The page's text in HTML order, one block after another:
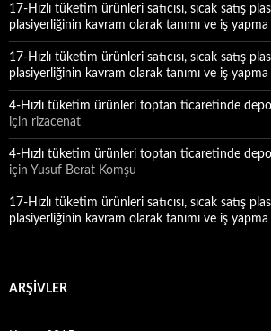
17-Hızlı tüketim ürünleri satıcısı, sıcak satış
plasiyerliğinin kavram olarak tanımı ve iş yapma
17-Hızlı tüketim ürünleri satıcısı, sıcak satış
plasiyerliğinin kavram olarak tanımı ve iş yapma
4-Hızlı tüketim ürünleri toptan ticaretinde
için rizacenat
4-Hızlı tüketim ürünleri toptan ticaretinde
için Yusuf Berat Komşu
17-Hızlı tüketim ürünleri satıcısı, sıcak satış
plasiyerliğinin kavram olarak tanımı ve iş yapma
ARŞIVLER